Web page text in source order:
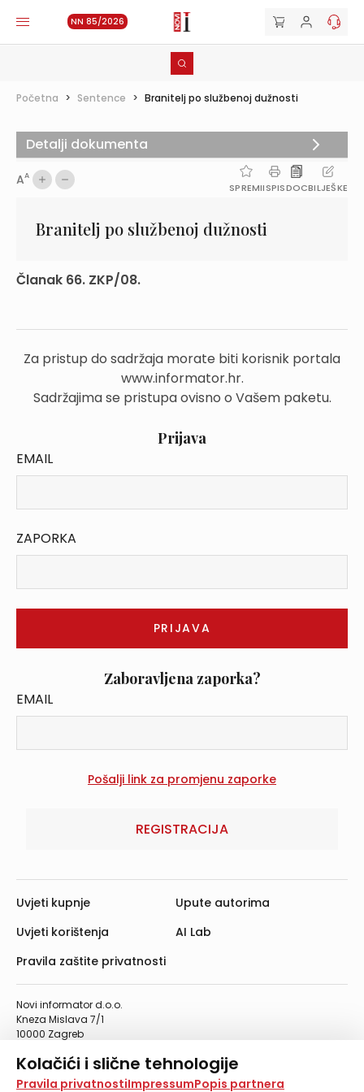
Kolačići i slične tehnologije
Na našoj web stranici koristimo kolačiće i slične
Pravila privatnostiImpressumPopis partnera
NN 85/2026
Početna > Sentence > Branitelj po službenoj dužnosti
AA
SPREMIISPISDOCBILJEŠKE
Branitelj po službenoj dužnosti
Članak 66. ZKP/08.
Za pristup do sadržaja morate biti korisnik portala
www.informator.hr.
Sadržajima se pristupa ovisno o Vašem paketu.
Prijava
EMAIL
ZAPORKA
Zaboravljena zaporka?
EMAIL
REGISTRACIJA
Detalji dokumenta
Novi informator d.o.o.
Kneza Mislava 7/1
10000 Zagreb
Telefaks: 01/4612-553
info@informator.hr
Uvjeti kupnje
Uvjeti korištenja
Pravila zaštite privatnosti
Upute autorima
AI Lab